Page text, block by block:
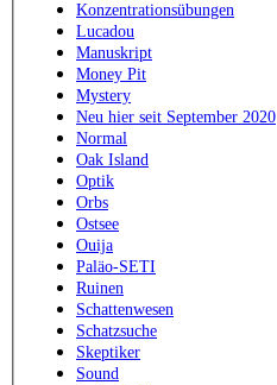
Konzentrationsübungen
Lucadou
Manuskript
Money Pit
Mystery
Neu hier seit September 2020
Normal
Oak Island
Optik
Orbs
Ostsee
Ouija
Paläo-SETI
Ruinen
Schattenwesen
Schatzsuche
Skeptiker
Sound